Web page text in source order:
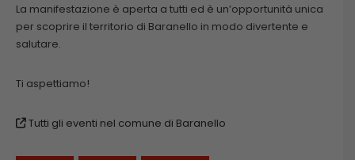
La manifestazione è aperta a tutti ed è un’opportunità unica
per scoprire il territorio di Baranello in modo divertente e
salutare.
Ti aspettiamo!
Tutti gli eventi nel comune di Baranello